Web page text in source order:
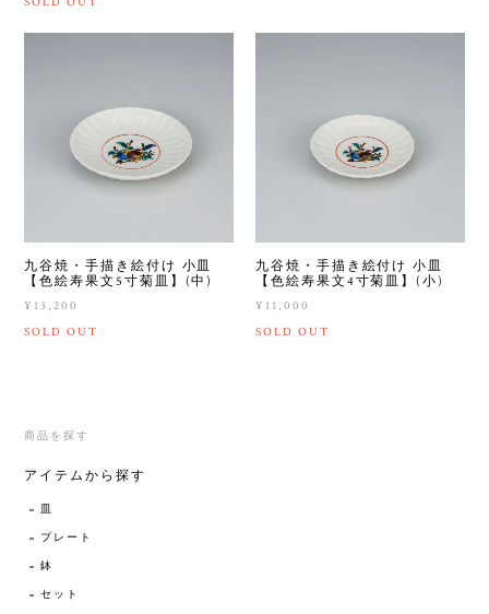
九谷焼・手描き絵付け 小皿
【色絵寿果文5寸菊皿】(中)
¥13,200
SOLD OUT
九谷焼・手描き絵付け 小皿
【色絵寿果文4寸菊皿】(小)
¥11,000
SOLD OUT
商品を探す
アイテムから探す
皿
プレート
鉢
セット